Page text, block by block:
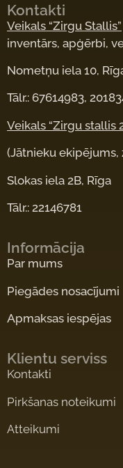
Kontakti
Veikals “Zirgu Stallis”
inventārs, apģērbi,
Nometņu iela 10,
Tālr.: 67614983,
Veikals “Zirgu stallis
(Jātnieku ekipējums,
Slokas iela 2B, Rīga
Tālr.: 22146781
Informācija
Par mums
Piegādes nosacījumi
Apmaksas iespējas
Klientu serviss
Kontakti
Pirkšanas noteikumi
Atteikumi